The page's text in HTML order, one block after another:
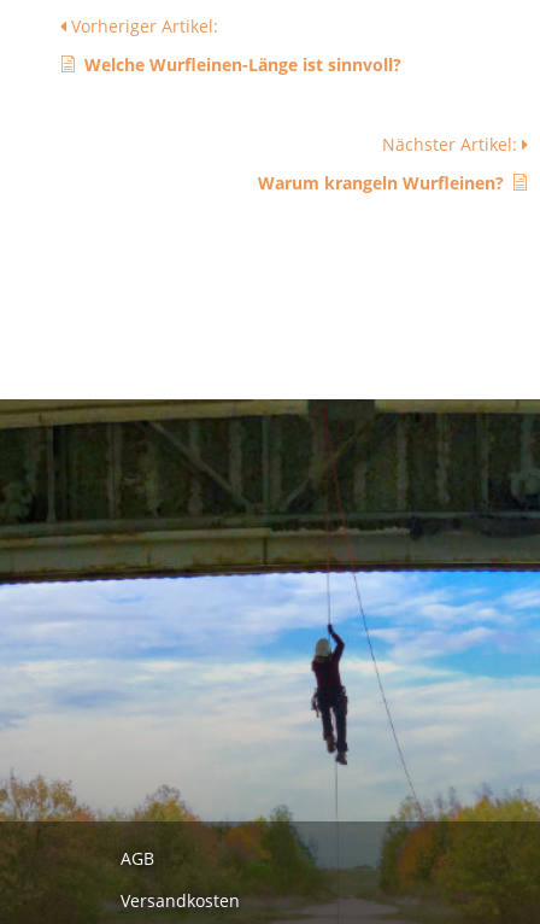
Vorheriger Artikel:
Welche Wurfleinen-Länge ist sinnvoll?
Nächster Artikel:
Warum krangeln Wurfleinen?
AGB
Versandkosten